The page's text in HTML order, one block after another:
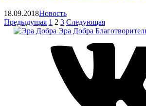
18.09.2018Категории
Новость
Навигация
по
ПредыдущаяСтраница
Страница
1 Страница
2 Страница
3 СледующаяСтраница
Эра Добра